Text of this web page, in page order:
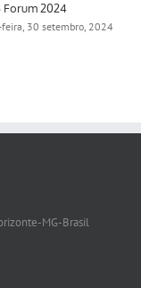
Forum 2024
feira, 30 setembro, 2024
MG-Brasil